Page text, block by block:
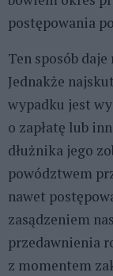
postępowania
Ten sposób
Jednakże
wypadku jest
o zapłatę lub
dłużnika jego
powództwem
nawet
zasądzeniem
przedawnienia
z momentem